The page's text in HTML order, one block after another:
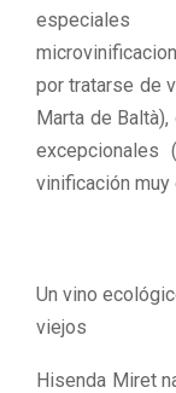
por tratarse de
Marta de
vinificación muy
Un vino
viejos
Hisenda Miret